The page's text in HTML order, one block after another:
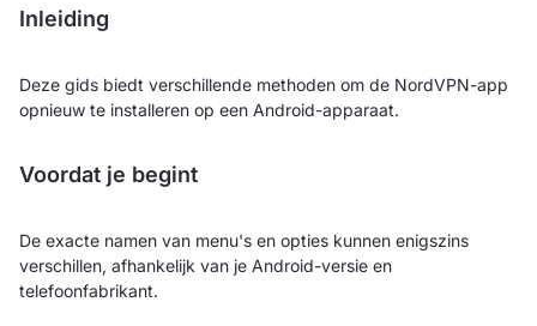
Inleiding
Deze gids biedt verschillende methoden om de NordVPN-app
opnieuw te installeren op een Android-apparaat.
Voordat je begint
De exacte namen van menu's en opties kunnen enigszins
verschillen, afhankelijk van je Android-versie en
telefoonfabrikant.